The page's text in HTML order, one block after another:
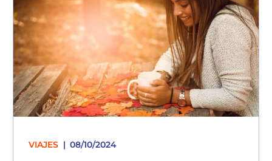
VIAJES 08/10/2024